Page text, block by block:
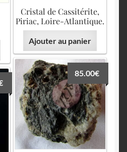
Cristal de Cassitérite,
Piriac, Loire-Atlantique.
Ajouter au panier
85.00€